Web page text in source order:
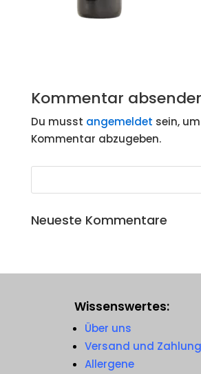
Kommentar
Du musst angemeldet sein,
Kommentar abzugeben.
Neueste Kommentare
Wissenswertes:
Über uns
Versand und Zahlung
Allergene